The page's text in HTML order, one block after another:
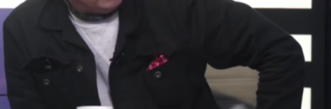
იტვირთება შემდეგი ვიდეო:
და აშშ-ის პრეზიდენტის სპეციალურ წარმომადგენელს შორის
შინაარსიანი და კონსტრუქციული იყო" - იური